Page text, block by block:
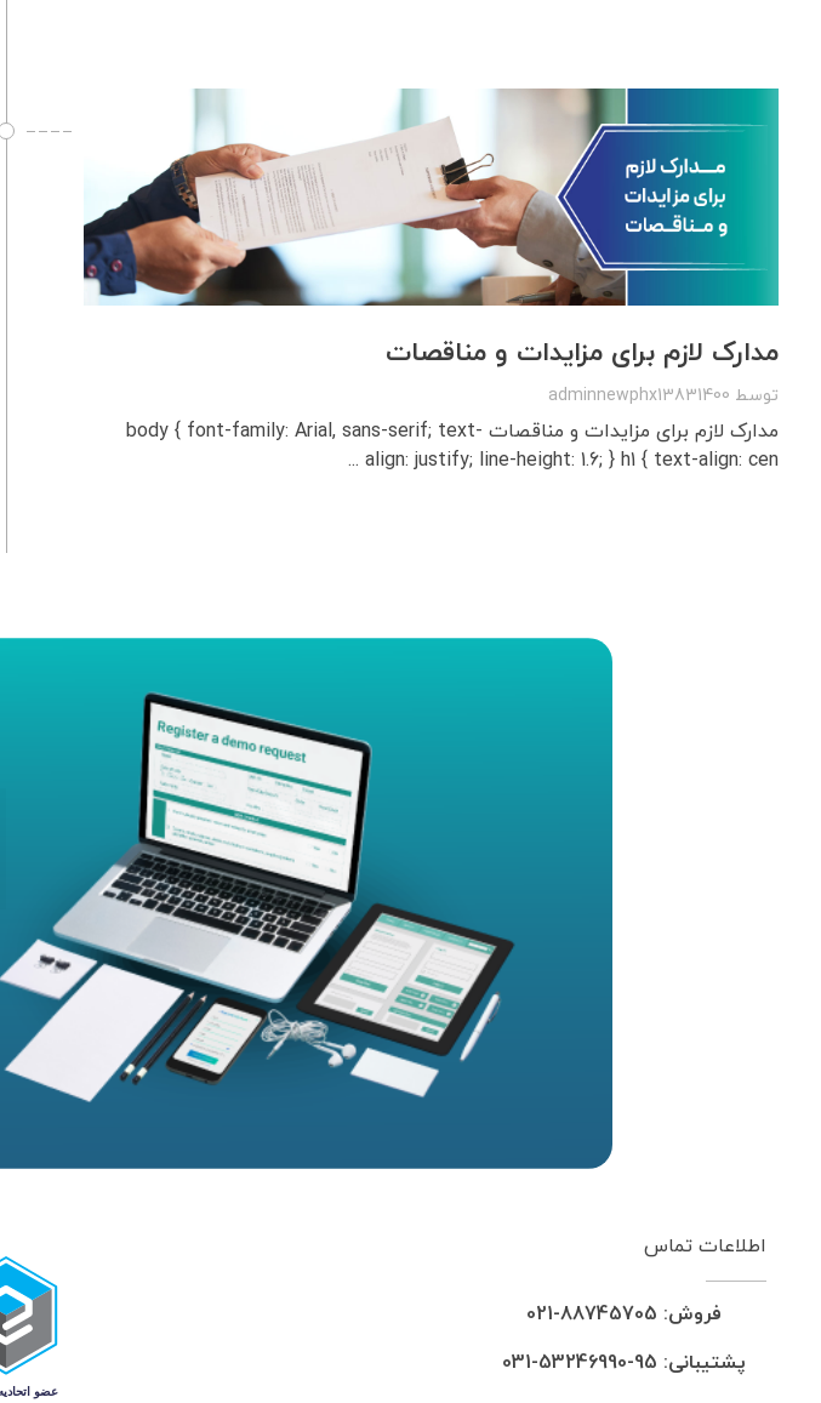
مدارک لازم برای مزایدات و مناقصات
توسط adminnewphx13831400
مدارک لازم برای مزایدات و مناقصات body { font-family: Arial, sans-serif; text-
align: justify; line-height: 1.6; } h1 { text-align: cen ...
اطلاعات تماس
فروش: 88745705-021
پشتیبانی: 95-53246990-031